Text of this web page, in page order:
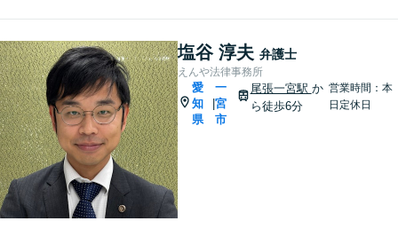
塩谷 淳夫 弁護士
えんや法律事務所
愛
知
県
|
一
宮
市
尾張一宮駅 か
ら徒歩6分
営業時間：本
日定休日